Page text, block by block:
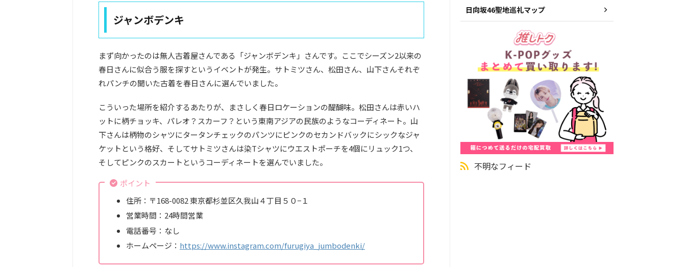
ジャンボデンキ
まず向かったのは無人古着屋さんである「ジャンボデンキ」さんです。ここでシーズン2以来の
春日さんに似合う服を探すというイベントが発生。サトミツさん、松田さん、山下さんそれぞ
れパンチの聞いた古着を春日さんに選んでいました。
こういった場所を紹介するあたりが、まさしく春日ロケーションの醍醐味。松田さんは赤いハ
ットに柄チョッキ、パレオ？スカーフ？という東南アジアの民族のようなコーディネート。山
下さんは柄物のシャツにタータンチェックのパンツにピンクのセカンドバックにシックなジャ
ケットという格好、そしてサトミツさんは染Tシャツにウエストポーチを4個にリュック1つ、
そしてピンクのスカートというコーディネートを選んでいました。
ポイント
住所：〒168-0082 東京都杉並区久我山４丁目５０−１
営業時間：24時間営業
電話番号：なし
ホームページ： https://www.instagram.com/furugiya_jumbodenki/
日向坂46聖地巡礼マップ
不明なフィード